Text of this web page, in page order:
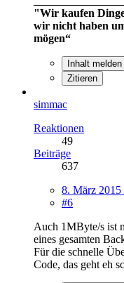
"Wir kaufen
wir nicht haben
mögen“
Inhalt melden
Zitieren
simmac
Reaktionen
49
Beiträge
637
8. März 2015
#6
Auch 1MByte/s ist
eines gesamten
Für die schnelle
Code, das geht eh